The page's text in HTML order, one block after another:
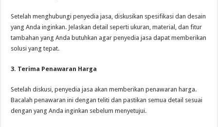
Setelah menghubungi penyedia jasa, diskusikan spesifikasi dan desain
yang Anda inginkan. Jelaskan detail seperti ukuran, material, dan fitur
tambahan yang Anda butuhkan agar penyedia jasa dapat memberikan
solusi yang tepat.
3. Terima Penawaran Harga
Setelah diskusi, penyedia jasa akan memberikan penawaran harga.
Bacalah penawaran ini dengan teliti dan pastikan semua detail sesuai
dengan yang Anda inginkan sebelum menyetujui.